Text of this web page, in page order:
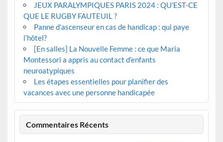
JEUX PARALYMPIQUES PARIS 2024 : QU’EST-CE
QUE LE RUGBY FAUTEUIL ?
Panne d’ascenseur en cas de handicap : qui paye
l’hôtel?
[En salles] La Nouvelle Femme : ce que Maria
Montessori a appris au contact d’enfants
neuroatypiques
Les étapes essentielles pour planifier des
vacances avec une personne handicapée
Commentaires Récents